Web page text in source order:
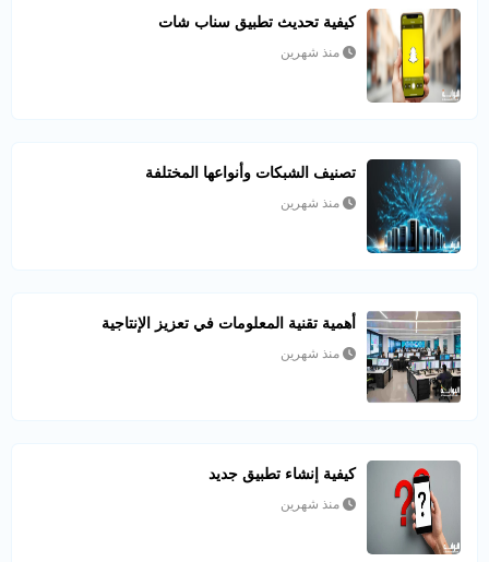
كيفية تحديث تطبيق سناب شات
منذ شهرين
تصنيف الشبكات وأنواعها المختلفة
منذ شهرين
أهمية تقنية المعلومات في تعزيز الإنتاجية
منذ شهرين
كيفية إنشاء تطبيق جديد
منذ شهرين